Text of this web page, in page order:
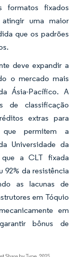
formatos fixados
uma maior
que os padrões
deve expandir a
o mercado mais
Ásia-Pacífico. A
de classificação
extras para
que permitem a
Universidade da
a CLT fixada
92% da resistência
as lacunas de
em Tóquio
em
bônus de